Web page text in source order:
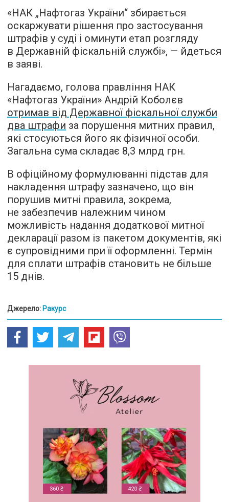
«НАК „Нафтогаз України“ збирається
оскаржувати рішення про застосування
штрафів у суді і оминути етап розгляду
в Державній фіскальній службі», — йдеться
в заяві.
Нагадаємо, голова правління НАК
«Нафтогаз України» Андрій Коболєв
отримав від Державної фіскальної служби
два штрафи за порушення митних правил,
які стосуються його як фізичної особи.
Загальна сума складає 8,3 млрд грн.
В офіційному формулюванні підстав для
накладення штрафу зазначено, що він
порушив митні правила, зокрема,
не забезпечив належним чином
можливість надання додаткової митної
декларації разом із пакетом документів, які
є супровідними при її оформленні. Термін
для сплати штрафів становить не більше
15 днів.
Джерело: Ракурс